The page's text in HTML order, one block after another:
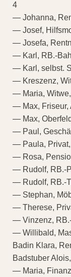
4
— Johanna,
— Josef,
— Josefa,
— Karl, RB.-
— Karl, selbst.
— Kreszenz,
— Maria,
— Max, Friseur,
— Max,
— Paul,
— Paula,
— Rosa,
— Rudolf, RB.-
— Rudolf, RB.-
— Stephan,
— Therese,
— Vinzenz,
— Willibald,
Badin Klara,
Badstuber
— Maria,